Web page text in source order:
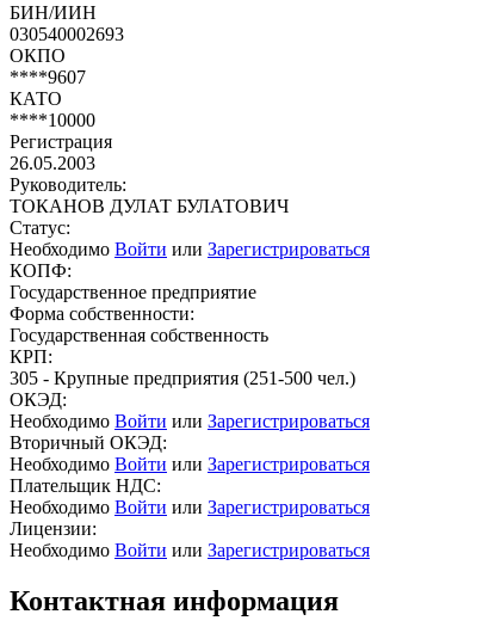
БИН/ИИН
030540002693
ОКПО
****9607
КАТО
****10000
Регистрация
26.05.2003
Руководитель:
ТОКАНОВ ДУЛАТ БУЛАТОВИЧ
Статус:
Необходимо Войти или Зарегистрироваться
КОПФ:
Государственное предприятие
Форма собственности:
Государственная собственность
КРП:
305 - Крупные предприятия (251-500 чел.)
ОКЭД:
Необходимо Войти или Зарегистрироваться
Вторичный ОКЭД:
Необходимо Войти или Зарегистрироваться
Плательщик НДС:
Необходимо Войти или Зарегистрироваться
Лицензии:
Необходимо Войти или Зарегистрироваться
Контактная информация